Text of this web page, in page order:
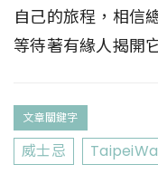
自己的旅程，相信
等待著有緣人揭開
文章關鍵字
威士忌